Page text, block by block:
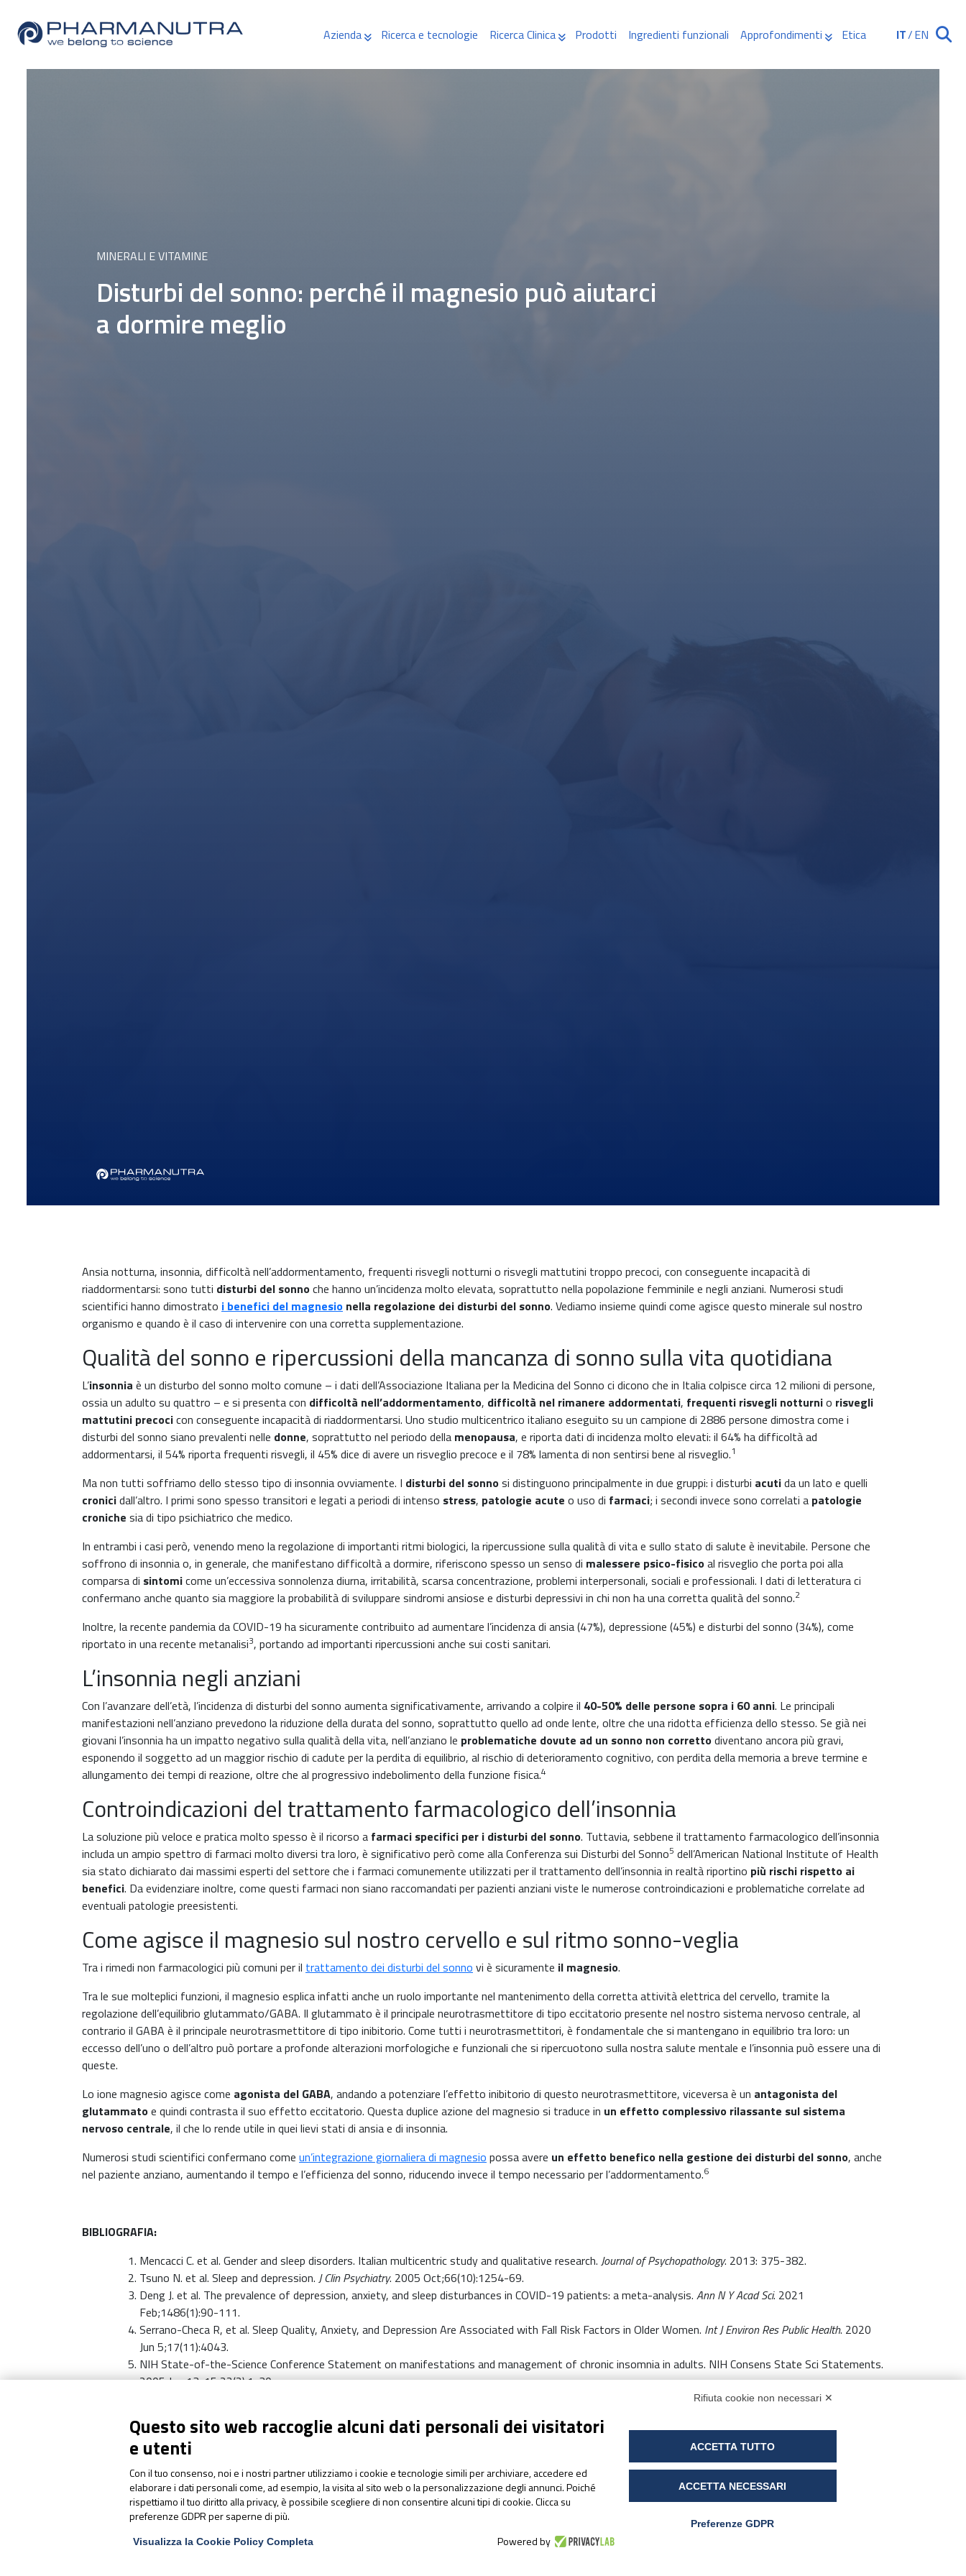
content
Azienda Ricerca e tecnologie Ricerca Clinica Prodotti Ingredienti funzionali Approfondimenti Etica IT/EN Ricerca
MINERALI E VITAMINE
Disturbi del sonno: perché il magnesio può aiutarci
a dormire meglio
Ansia notturna, insonnia, difficoltà nell’addormentamento, frequenti risvegli notturni o risvegli mattutini troppo precoci, con conseguente incapacità di
riaddormentarsi: sono tutti disturbi del sonnoche hanno un’incidenza molto elevata, soprattutto nella popolazione femminile e negli anziani. Numerosi studi
scientifici hanno dimostrato i benefici del magnesio nella regolazione dei disturbi del sonno. Vediamo insieme quindi come agisce questo minerale sul nostro
organismo e quando è il caso di intervenire con una corretta supplementazione.
Qualità del sonno e ripercussioni della mancanza di sonno sulla vita quotidiana
L’insonnia è un disturbo del sonno molto comune – i dati dell’Associazione Italiana per la Medicina del Sonno ci dicono che in Italia colpisce circa 12 milioni di persone,
ossia un adulto su quattro – e si presenta con difficoltà nell’addormentamento, difficoltà nel rimanere addormentati, frequenti risvegli notturnio risvegli
mattutini precocicon conseguente incapacità di riaddormentarsi. Uno studio multicentrico italiano eseguito su un campione di 2886 persone dimostra come i
disturbi del sonno siano prevalenti nelle donne, soprattutto nel periodo della menopausa, e riporta dati di incidenza molto elevati: il 64% ha difficoltà ad
addormentarsi, il 54% riporta frequenti risvegli, il 45% dice di avere un risveglio precoce e il 78% lamenta di non sentirsi bene al risveglio.1
Ma non tutti soffriamo dello stesso tipo di insonnia ovviamente. I disturbi del sonnosi distinguono principalmente in due gruppi: i disturbi acutida un lato e quelli
cronicidall’altro. I primi sono spesso transitori e legati a periodi di intenso stress, patologie acute o uso di farmaci; i secondi invece sono correlati a patologie
croniche sia di tipo psichiatrico che medico.
In entrambi i casi però, venendo meno la regolazione di importanti ritmi biologici, la ripercussione sulla qualità di vita e sullo stato di salute è inevitabile. Persone che
soffrono di insonnia o, in generale, che manifestano difficoltà a dormire, riferiscono spesso un senso di malessere psico-fisicoal risveglio che porta poi alla
comparsa di sintomicome un’eccessiva sonnolenza diurna, irritabilità, scarsa concentrazione, problemi interpersonali, sociali e professionali. I dati di letteratura ci
confermano anche quanto sia maggiore la probabilità di sviluppare sindromi ansiose e disturbi depressivi in chi non ha una corretta qualità del sonno.2
Inoltre, la recente pandemia da COVID-19 ha sicuramente contribuito ad aumentare l’incidenza di ansia (47%), depressione (45%) e disturbi del sonno (34%), come
riportato in una recente metanalisi3, portando ad importanti ripercussioni anche sui costi sanitari.
L’insonnia negli anziani
Con l’avanzare dell’età, l’incidenza di disturbi del sonno aumenta significativamente, arrivando a colpire il 40-50% delle persone sopra i 60 anni. Le principali
manifestazioni nell’anziano prevedono la riduzione della durata del sonno, soprattutto quello ad onde lente, oltre che una ridotta efficienza dello stesso. Se già nei
giovani l’insonnia ha un impatto negativo sulla qualità della vita, nell’anziano le problematiche dovute ad un sonno non correttodiventano ancora più gravi,
esponendo il soggetto ad un maggior rischio di cadute per la perdita di equilibrio, al rischio di deterioramento cognitivo, con perdita della memoria a breve termine e
allungamento dei tempi di reazione, oltre che al progressivo indebolimento della funzione fisica.4
Controindicazioni del trattamento farmacologico dell’insonnia
La soluzione più veloce e pratica molto spesso è il ricorso a farmaci specifici per i disturbi del sonno. Tuttavia, sebbene il trattamento farmacologico dell’insonnia
includa un ampio spettro di farmaci molto diversi tra loro, è significativo però come alla Conferenza sui Disturbi del Sonno5 dell’American National Institute of Health
sia stato dichiarato dai massimi esperti del settore che i farmaci comunemente utilizzati per il trattamento dell’insonnia in realtà riportino più rischi rispetto ai
benefici. Da evidenziare inoltre, come questi farmaci non siano raccomandati per pazienti anziani viste le numerose controindicazioni e problematiche correlate ad
eventuali patologie preesistenti.
Come agisce il magnesio sul nostro cervello e sul ritmo sonno-veglia
Tra i rimedi non farmacologici più comuni per il trattamento dei disturbi del sonno vi è sicuramente il magnesio.
Tra le sue molteplici funzioni, il magnesio esplica infatti anche un ruolo importante nel mantenimento della corretta attività elettrica del cervello, tramite la
regolazione dell’equilibrio glutammato/GABA. Il glutammato è il principale neurotrasmettitore di tipo eccitatorio presente nel nostro sistema nervoso centrale, al
contrario il GABA è il principale neurotrasmettitore di tipo inibitorio. Come tutti i neurotrasmettitori, è fondamentale che si mantengano in equilibrio tra loro: un
eccesso dell’uno o dell’altro può portare a profonde alterazioni morfologiche e funzionali che si ripercuotono sulla nostra salute mentale e l’insonnia può essere una di
queste.
Lo ione magnesio agisce come agonista del GABA, andando a potenziare l’effetto inibitorio di questo neurotrasmettitore, viceversa è un antagonista del
glutammatoe quindi contrasta il suo effetto eccitatorio. Questa duplice azione del magnesio si traduce in un effetto complessivo rilassante sul sistema
nervoso centrale, il che lo rende utile in quei lievi stati di ansia e di insonnia.
Numerosi studi scientifici confermano come un’integrazione giornaliera di magnesio possa avere un effetto benefico nella gestione dei disturbi del sonno, anche
nel paziente anziano, aumentando il tempo e l’efficienza del sonno, riducendo invece il tempo necessario per l’addormentamento.6
BIBLIOGRAFIA:
Mencacci C. et al. Gender and sleep disorders. Italian multicentric study and qualitative research. Journal of Psychopathology. 2013: 375-382.
Tsuno N. et al. Sleep and depression. J Clin Psychiatry. 2005 Oct;66(10):1254-69.
Deng J. et al. The prevalence of depression, anxiety, and sleep disturbances in COVID-19 patients: a meta-analysis. Ann N Y Acad Sci. 2021
Feb;1486(1):90-111.
Serrano-Checa R, et al. Sleep Quality, Anxiety, and Depression Are Associated with Fall Risk Factors in Older Women. Int J Environ Res Public Health. 2020
Jun 5;17(11):4043.
NIH State-of-the-Science Conference Statement on manifestations and management of chronic insomnia in adults. NIH Consens State Sci Statements.
2005 Jun 13-15;22(2):1-30.
Abbasi B, et al. The effect of magnesium supplementation on primary insomnia in elderly: A double-blind placebo-controlled clinical trial.J Res Med Sci.
2012 Dec;17(12):1161-9.
Articoli correlati:
Rifiuta cookie non necessari ✕
Questo sito web raccoglie alcuni dati personali dei visitatori
e utenti
Con il tuo consenso, noi e i nostri partner utilizziamo i cookie e tecnologie simili per archiviare, accedere ed
elaborare i dati personali come, ad esempio, la visita al sito web o la personalizzazione degli annunci. Poiché
rispettiamo il tuo diritto alla privacy, è possibile scegliere di non consentire alcuni tipi di cookie. Clicca su
preferenze GDPR per saperne di più.
Visualizza la Cookie Policy Completa Powered by
ACCETTA TUTTO
ACCETTA NECESSARI
Preferenze GDPR